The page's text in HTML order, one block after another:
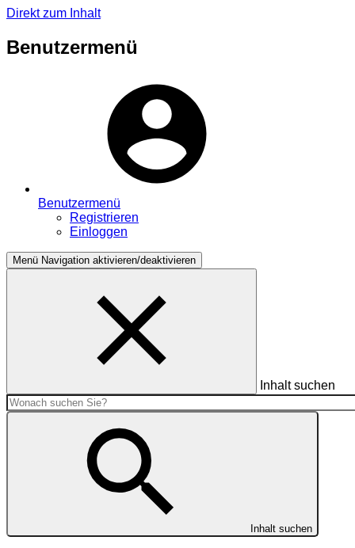
Direkt zum Inhalt
Benutzermenü
Benutzermenü
Registrieren
Einloggen
Menü Navigation aktivieren/deaktivieren
Inhalt suchen
Inhalt suchen